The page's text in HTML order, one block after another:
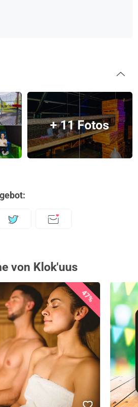
+ 11 Fotos
von Klok'uus
47%